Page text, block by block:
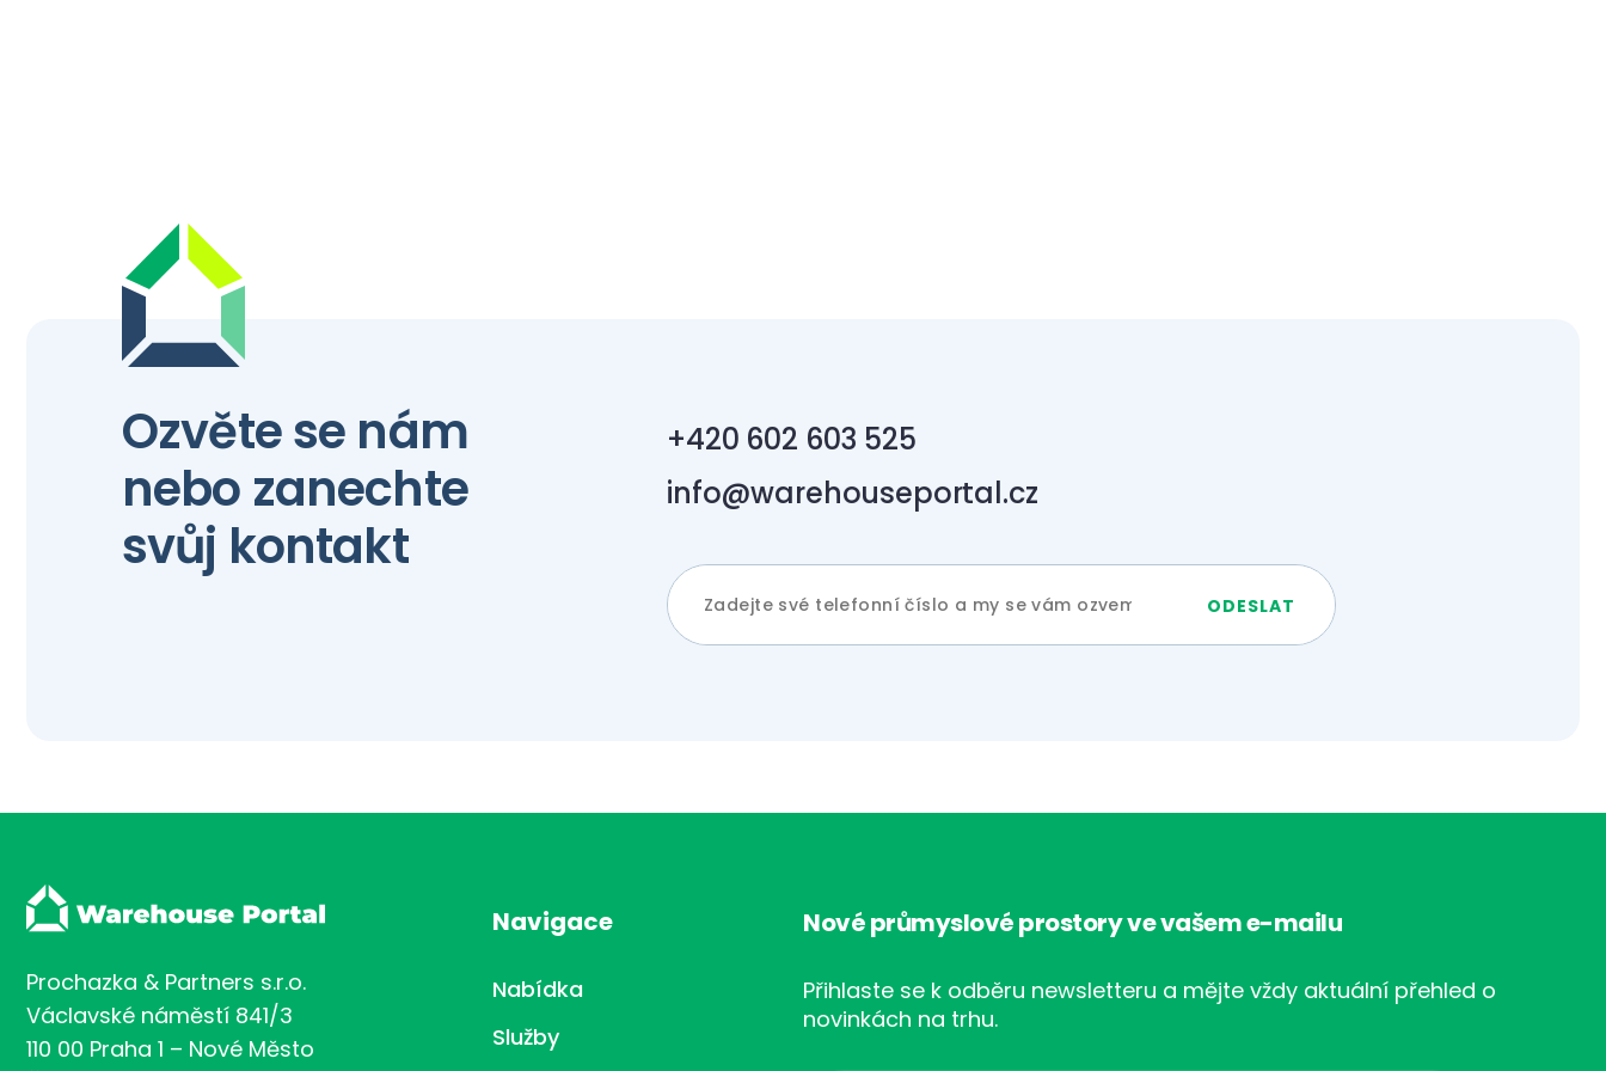
Ozvěte se nám
nebo zanechte
svůj kontakt
+420 602 603 525
info@warehouseportal.cz
Prochazka & Partners s.r.o.
Václavské náměstí 841/3
110 00 Praha 1 – Nové Město
Navigace
Nabídka
Služby
Nové průmyslové prostory ve vašem e-mailu
Přihlaste se k odběru newsletteru a mějte vždy aktuální přehled o
novinkách na trhu.